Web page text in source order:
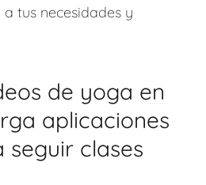
tus necesidades y
de yoga en
aplicaciones
clases